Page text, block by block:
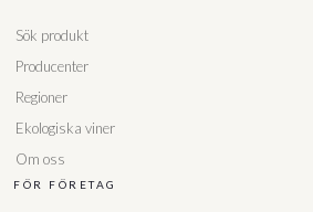
Sök produkt
Producenter
Regioner
Ekologiska viner
Om oss
FÖR FÖRETAG